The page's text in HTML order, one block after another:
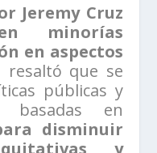
Jeremy Cruz
minorías
en aspectos
resaltó que se
públicas y
basadas en
disminuir
y